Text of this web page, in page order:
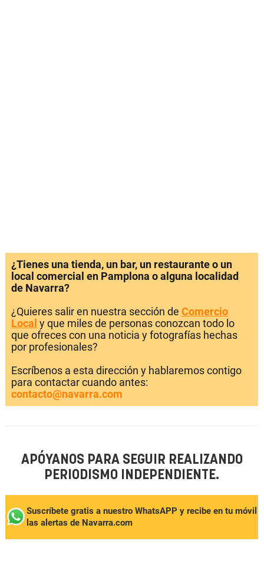
¿Tienes una tienda, un bar, un restaurante o un
local comercial en Pamplona o alguna localidad
de Navarra?
¿Quieres salir en nuestra sección de Comercio
Local y que miles de personas conozcan todo lo
que ofreces con una noticia y fotografías hechas
por profesionales?
Escríbenos a esta dirección y hablaremos contigo
para contactar cuando antes:
contacto@navarra.com
APÓYANOS PARA SEGUIR REALIZANDO
PERIODISMO INDEPENDIENTE.
Suscríbete gratis a nuestro WhatsAPP y recibe en tu móvil
las alertas de Navarra.com